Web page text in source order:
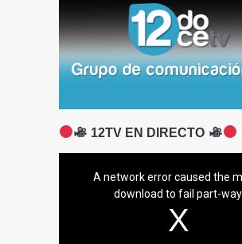
12TV EN DIRECTO
A network error caused the
download to fail part-way.